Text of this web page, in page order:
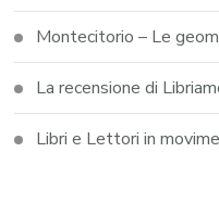
Montecitorio – Le
La recensione di
Libri e Lettori in